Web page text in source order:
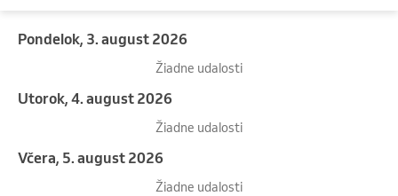
pondelok, 3. august 2026
Žiadne udalosti
utorok, 4. august 2026
Žiadne udalosti
Včera, 5. august 2026
Žiadne udalosti